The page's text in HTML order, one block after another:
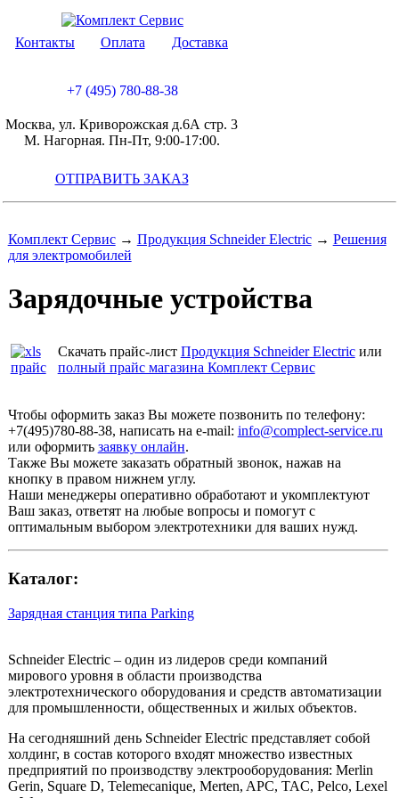
Контакты Оплата Доставка
+7 (495) 780-88-38
Москва, ул. Криворожская д.6А стр. 3
М. Нагорная. Пн-Пт, 9:00-17:00.
ОТПРАВИТЬ ЗАКАЗ
Комплект Сервис→ Продукция Schneider Electric→ Решения
для электромобилей
Зарядочные устройства
Скачать прайс-лист Продукция Schneider Electricили
полный прайс магазина Комплект Сервис
Чтобы оформить заказ Вы можете позвонить по телефону:
+7(495)780-88-38, написать на e-mail: info@complect-service.ru
или оформить заявку онлайн.
Также Вы можете заказать обратный звонок, нажав на
кнопку в правом нижнем углу.
Наши менеджеры оперативно обработают и укомплектуют
Ваш заказ, ответят на любые вопросы и помогут с
оптимальным выбором электротехники для ваших нужд.
Каталог:
Зарядная станция типа Parking
Schneider Electric – один из лидеров среди компаний
мирового уровня в области производства
электротехнического оборудования и средств автоматизации
для промышленности, общественных и жилых объектов.
На сегодняшний день Schneider Electric представляет собой
холдинг, в состав которого входят множество известных
предприятий по производству электрооборудования: Merlin
Gerin, Square D, Telemecanique, Merten, APC, TAC, Pelco, Lexel